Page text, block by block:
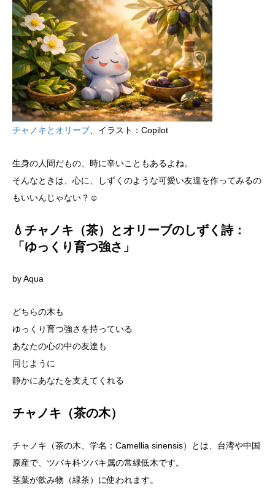
チャノキとオリーブ、イラスト：Copilot
生身の人間だもの、時に辛いこともあるよね。
そんなときは、心に、しずくのような可愛い友達を作ってみるの
もいいんじゃない？☺
💧チャノキ（茶）とオリーブのしずく詩：
「ゆっくり育つ強さ」
by Aqua
どちらの木も
ゆっくり育つ強さを持っている
あなたの心の中の友達も
同じように
静かにあなたを支えてくれる
チャノキ（茶の木）
チャノキ（茶の木、学名：Camellia sinensis）とは、台湾や中国
原産で、ツバキ科ツバキ属の常緑低木です。
茎葉が飲み物（緑茶）に使われます。